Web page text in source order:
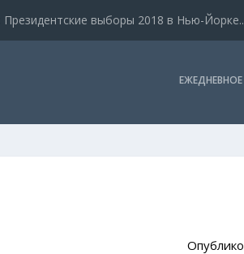
Президентские выборы 2018 в Нью-
ЕЖЕДНЕВНОЕ